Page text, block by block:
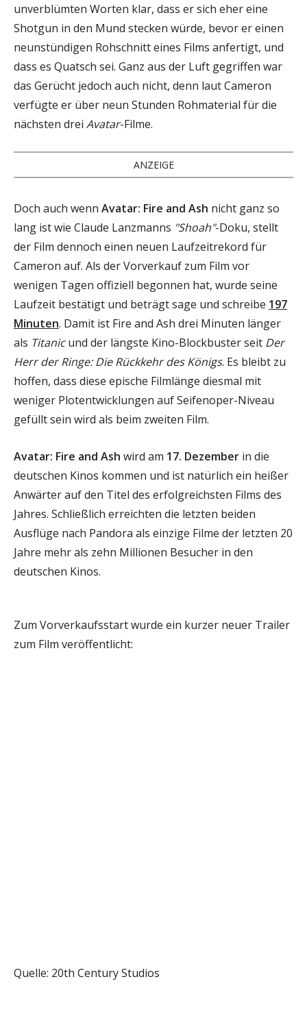
unverblümten Worten klar, dass er sich eher eine
Shotgun in den Mund stecken würde, bevor er einen
neunstündigen Rohschnitt eines Films anfertigt, und
dass es Quatsch sei. Ganz aus der Luft gegriffen war
das Gerücht jedoch auch nicht, denn laut Cameron
verfügte er über neun Stunden Rohmaterial für die
nächsten drei Avatar-Filme.
ANZEIGE
Doch auch wenn Avatar: Fire and Ash nicht ganz so
lang ist wie Claude Lanzmanns "Shoah"-Doku, stellt
der Film dennoch einen neuen Laufzeitrekord für
Cameron auf. Als der Vorverkauf zum Film vor
wenigen Tagen offiziell begonnen hat, wurde seine
Laufzeit bestätigt und beträgt sage und schreibe 197
Minuten. Damit ist Fire and Ash drei Minuten länger
als Titanicund der längste Kino-Blockbuster seit Der
Herr der Ringe: Die Rückkehr des Königs. Es bleibt zu
hoffen, dass diese epische Filmlänge diesmal mit
weniger Plotentwicklungen auf Seifenoper-Niveau
gefüllt sein wird als beim zweiten Film.
Avatar: Fire and Ash wird am 17. Dezember in die
deutschen Kinos kommen und ist natürlich ein heißer
Anwärter auf den Titel des erfolgreichsten Films des
Jahres. Schließlich erreichten die letzten beiden
Ausflüge nach Pandora als einzige Filme der letzten 20
Jahre mehr als zehn Millionen Besucher in den
deutschen Kinos.
Zum Vorverkaufsstart wurde ein kurzer neuer Trailer
zum Film veröffentlicht:
Quelle: 20th Century Studios